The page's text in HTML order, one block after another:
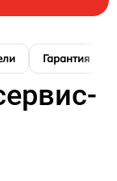
Гарантия